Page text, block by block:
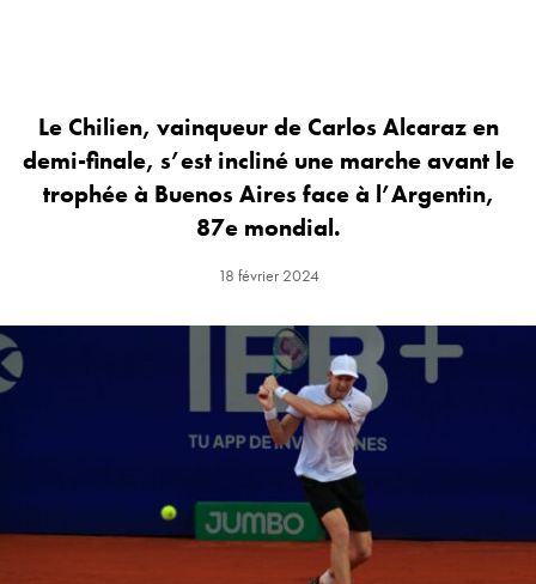
Le Chilien, vainqueur de Carlos Alcaraz en
demi-finale, s’est incliné une marche avant le
trophée à Buenos Aires face à l’Argentin,
87e mondial.
18 février 2024